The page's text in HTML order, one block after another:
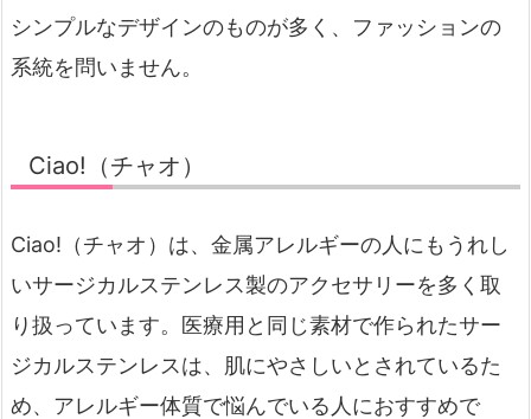
シンプルなデザインのものが多く、ファッションの
系統を問いません。
Ciao!（チャオ）
Ciao!（チャオ）は、金属アレルギーの人にもうれし
いサージカルステンレス製のアクセサリーを多く取
り扱っています。医療用と同じ素材で作られたサー
ジカルステンレスは、肌にやさしいとされているた
め、アレルギー体質で悩んでいる人におすすめで